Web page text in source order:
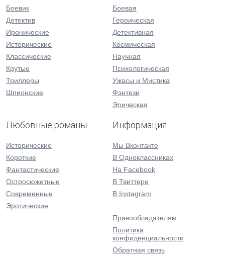
Боевик
Детектив
Иронические
Исторические
Классические
Крутые
Триллеры
Шпионские
Боевая
Героическая
Детективная
Космическая
Научная
Психологическая
Ужасы и Мистика
Фэнтези
Эпическая
Любовные романы
Исторические
Короткие
Фантастические
Остросюжетные
Современные
Эротические
Информация
Мы Вконтакте
В Одноклассниках
На Facebook
В Твиттере
В Instagram
Правообладателям
Политика
конфиденциальности
Обратная связь